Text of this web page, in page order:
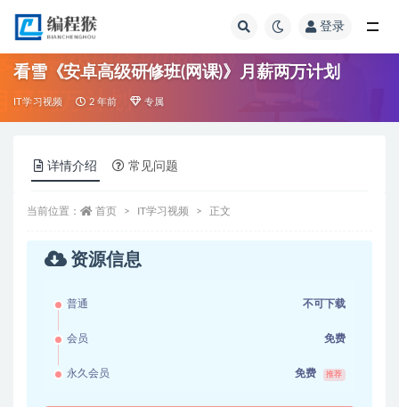
登录
看雪《安卓高级研修班(网课)》月薪两万计划
IT学习视频 2 年前 专属
详情介绍 常见问题
当前位置： 首页 IT学习视频 正文
资源信息
普通 不可下载
会员 免费
永久会员 免费 推荐